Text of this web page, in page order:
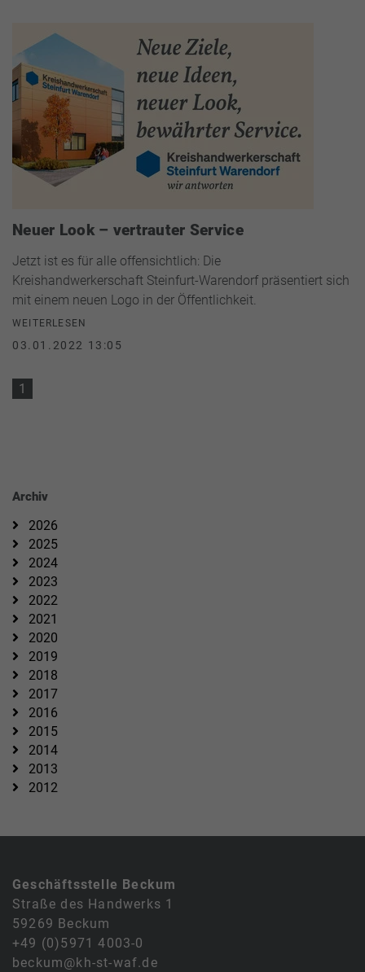
Neuer Look – vertrauter Service
Jetzt ist es für alle offensichtlich: Die
Kreishandwerkerschaft Steinfurt-Warendorf präsentiert sich
mit einem neuen Logo in der Öffentlichkeit.
WEITERLESEN
03.01.2022 13:05
1
Archiv
2026
2025
2024
2023
2022
2021
2020
2019
2018
2017
2016
2015
2014
2013
2012
Geschäftsstelle Beckum
Straße des Handwerks 1
59269 Beckum
+49 (0)5971 4003-0
beckum@kh-st-waf.de